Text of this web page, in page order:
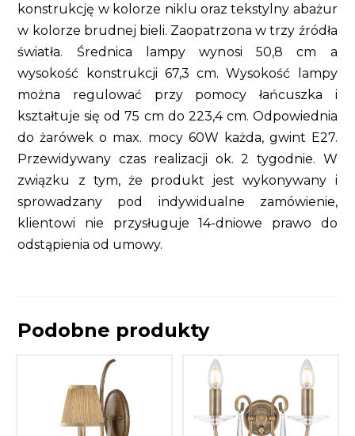
konstrukcję w kolorze niklu oraz tekstylny abażur
w kolorze brudnej bieli. Zaopatrzona w trzy źródła
światła. Średnica lampy wynosi 50,8 cm a
wysokość konstrukcji 67,3 cm. Wysokość lampy
można regulować przy pomocy łańcuszka i
kształtuje się od 75 cm do 223,4 cm. Odpowiednia
do żarówek o max. mocy 60W każda, gwint E27.
Przewidywany czas realizacji ok. 2 tygodnie. W
związku z tym, że produkt jest wykonywany i
sprowadzany pod indywidualne zamówienie,
klientowi nie przysługuje 14-dniowe prawo do
odstąpienia od umowy.
Podobne produkty